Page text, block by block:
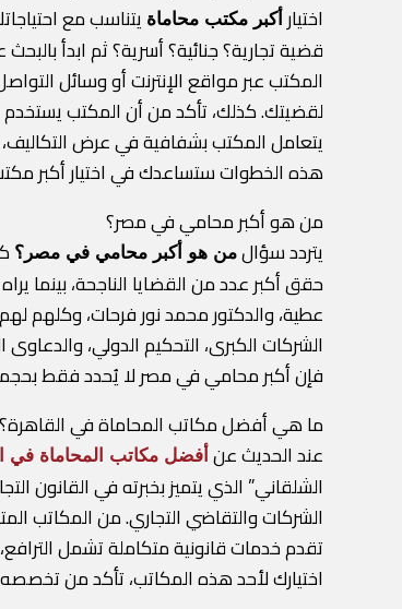
اختيار أكبر مكتب محاماة يتناسب مع
قضية تجارية؟ جنائية؟ أسرية؟ ثم ابدأ
المكتب عبر مواقع الإنترنت أو وسائل
لقضيتك. كذلك، تأكد من أن المكتب يستخدم
يتعامل المكتب بشفافية في عرض
هذه الخطوات ستساعدك في اختيار أكبر
من هو أكبر محامي في مصر؟
يتردد سؤال من هو أكبر محامي في مصر؟
حقق أكبر عدد من القضايا الناجحة، بينما
عطية، والدكتور محمد نور فرحات، وكلهم
الشركات الكبرى، التحكيم الدولي،
فإن أكبر محامي في مصر لا يُحدد فقط بحجمه
ما هي أفضل مكاتب المحاماة في القاهرة؟
عند الحديث عن أفضل مكاتب المحاماة في
الشركات والتقاضي التجاري. من المكاتب
تقدم خدمات قانونية متكاملة تشمل
اختيارك لأحد هذه المكاتب، تأكد من